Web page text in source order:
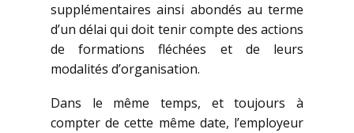
supplémentaires ainsi abondés au terme
d’un délai qui doit tenir compte des actions
de formations fléchées et de leurs
modalités d’organisation.
Dans le même temps, et toujours à
compter de cette même date, l’employeur